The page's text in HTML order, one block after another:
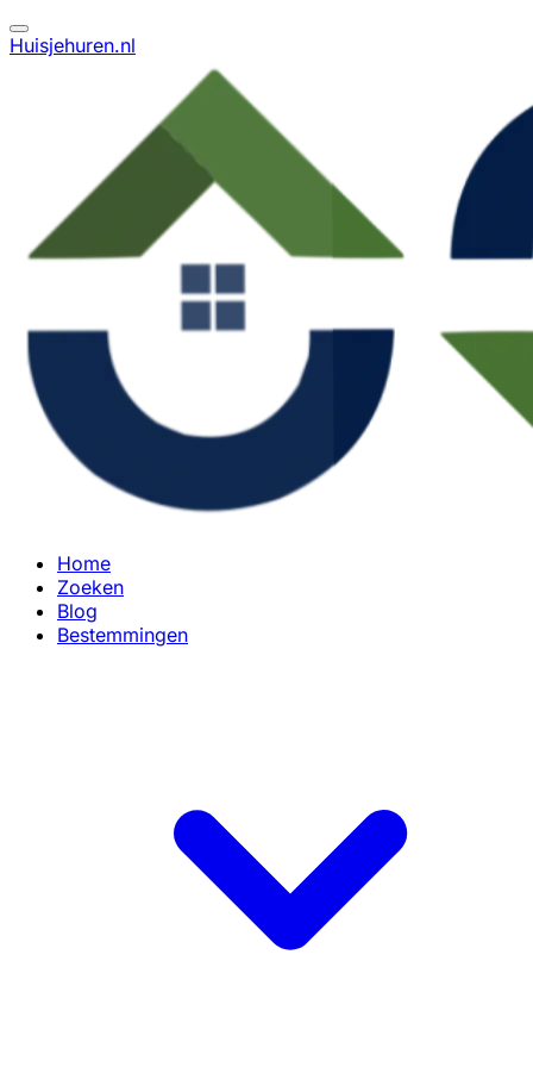
Huisjehuren.nl
Home
Zoeken
Blog
Bestemmingen